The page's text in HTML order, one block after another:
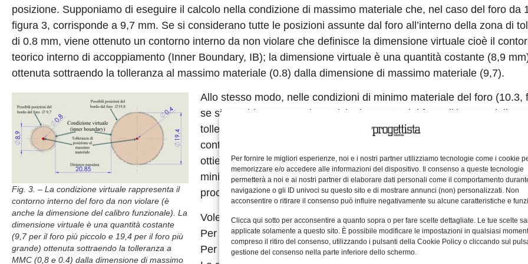
Per fornire le migliori esperienze, noi e i nostri partner utilizziamo tecnologie come i cookie
memorizzare e/o accedere alle informazioni del dispositivo. Il consenso a queste tecnologie
permetterà a noi e ai nostri partner di elaborare dati personali come il comportamento
navigazione o gli ID univoci su questo sito e di mostrare annunci (non) personalizzati. Non
acconsentire o ritirare il consenso può influire negativamente su alcune caratteristiche e
Clicca qui sotto per acconsentire a quanto sopra o per fare scelte dettagliate. Le tue scelte
applicate solamente a questo sito. È possibile modificare le impostazioni in qualsiasi
compreso il ritiro del consenso, utilizzando i pulsanti della Cookie Policy o cliccando sul
gestione del consenso nella parte inferiore dello schermo.
posizione. Supponiamo di eseguire il calcolo nella condizione di massimo materiale che, nel caso del foro da
figura 3, corrisponde a 9,7 mm. Se si considerano tutte le posizioni assunte dal foro all’interno della zona di
di 0.8 mm, viene ottenuto un contorno interno da non violare che definisce la dimensione virtuale cioè il
teorico interno di accoppiamento (Inner Boundary, IB); la dimensione virtuale è una quantità costante (8,9
ottenuta sottraendo la tolleranza al massimo materiale (0.8) dalla dimensione di massimo materiale (9,7).
Fig. 3. – La condizione virtuale rappresenta il
contorno interno del foro da non violare (è
anche la dimensione del calibro funzionale). La
dimensione virtuale è una quantità costante
(9,7 per il foro più piccolo e 19,4 per il foro più
grande) ottenuta sottraendo la tolleranza a
MMC (0,8 e 0.4) dalla dimensione di massimo
Allo stesso modo, nelle condizioni di minimo materiale del foro (10.3,
se si considerano tutte le posizioni assunte dal foro all’interno della
tolleranza di 1,4 mm, è possibile definire la condizione risultante (11,7,
contorno teorico esterno, Outer Boundary, OB). La condizione
ottiene addizionando la tolleranza al minimo materiale (1,4) alla
minimo materiale (10,3). Si tenga presente che per gli alberi si dovrà
procedere ad un calcolo diverso.
Volendo ottenere le dimensioni dei contorni dei fori della figura 1, si
Per il foro da 10 mm: IB1= 9,7-0,8 = 8,9 OB1= 10,3+1,4= 11,7
Per il foro da 20 mm: IB2= 19,8-0,4 = 19,4 OB2= 20,2+0,8 = 21